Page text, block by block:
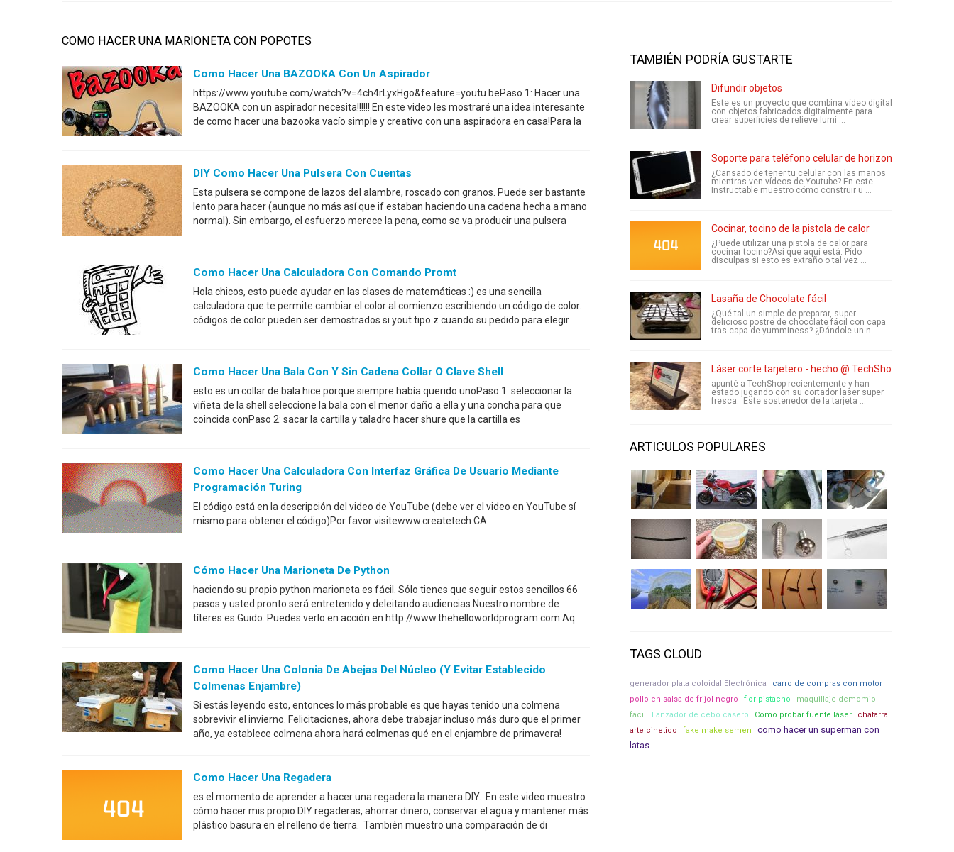
COMO HACER UNA MARIONETA CON POPOTES
Como Hacer Una BAZOOKA Con Un Aspirador
https://www.youtube.com/watch?v=4ch4rLyxHgo&feature=youtu.bePaso 1: Hacer una
BAZOOKA con un aspirador necesita!!!!!! En este video les mostraré una idea interesante
de como hacer una bazooka vacío simple y creativo con una aspiradora en casa!Para la
DIY Como Hacer Una Pulsera Con Cuentas
Esta pulsera se compone de lazos del alambre, roscado con granos. Puede ser bastante
lento para hacer (aunque no más así que if estaban haciendo una cadena hecha a mano
normal). Sin embargo, el esfuerzo merece la pena, como se va producir una pulsera
Como Hacer Una Calculadora Con Comando Promt
Hola chicos, esto puede ayudar en las clases de matemáticas :) es una sencilla
calculadora que te permite cambiar el color al comienzo escribiendo un código de color.
códigos de color pueden ser demostrados si yout tipo z cuando su pedido para elegir
Como Hacer Una Bala Con Y Sin Cadena Collar O Clave Shell
esto es un collar de bala hice porque siempre había querido unoPaso 1: seleccionar la
viñeta de la shell seleccione la bala con el menor daño a ella y una concha para que
coincida conPaso 2: sacar la cartilla y taladro hacer shure que la cartilla es
Como Hacer Una Calculadora Con Interfaz Gráfica De Usuario Mediante
Programación Turing
El código está en la descripción del video de YouTube (debe ver el video en YouTube sí
mismo para obtener el código)Por favor visitewww.createtech.CA
Cómo Hacer Una Marioneta De Python
haciendo su propio python marioneta es fácil. Sólo tienes que seguir estos sencillos 66
pasos y usted pronto será entretenido y deleitando audiencias.Nuestro nombre de
títeres es Guido. Puedes verlo en acción en http://www.thehelloworldprogram.com.Aq
Como Hacer Una Colonia De Abejas Del Núcleo (y Evitar Establecido
Colmenas Enjambre)
Si estás leyendo esto, entonces lo más probable es que hayas tenido una colmena
sobrevivir el invierno. Felicitaciones, ahora debe trabajar incluso más duro que el primer
año, ya establece colmena ahora hará colmenas qué en el enjambre de primavera!
Como Hacer Una Regadera
es el momento de aprender a hacer una regadera la manera DIY. En este video muestro
cómo hacer mis propio DIY regaderas, ahorrar dinero, conservar el agua y mantener más
plástico basura en el relleno de tierra. También muestro una comparación de di
TAMBIÉN PODRÍA GUSTARTE
Difundir objetos
Este es un proyecto que combina vídeo digital
con objetos fabricados digitalmente para
crear superficies de relieve lumi ...
Soporte para teléfono celular de horizontal simple,
¿Cansado de tener tu celular con las manos
mientras ven vídeos de Youtube? En este
Instructable muestro cómo construir u ...
Cocinar, tocino de la pistola de calor
¿Puede utilizar una pistola de calor para
cocinar tocino?Así que aquí está. Pido
disculpas si esto es extraño o tal vez ...
Lasaña de Chocolate fácil
¿Qué tal un simple de preparar, super
delicioso postre de chocolate fácil con capa
tras capa de yumminess? ¿Dándole un n ...
Láser corte tarjetero - hecho @ TechShop
apunté a TechShop recientemente y han
estado jugando con su cortador laser super
fresca. Este sostenedor de la tarjeta ...
ARTICULOS POPULARES
TAGS CLOUD
generador plata coloidal Electrónica
carro de compras con motor
pollo en salsa de frijol negro
flor pistacho
maquillaje demomio
facil
Lanzador de cebo casero Como probar fuente láser
chatarra
arte cinetico
fake make semen
como hacer un superman con
latas